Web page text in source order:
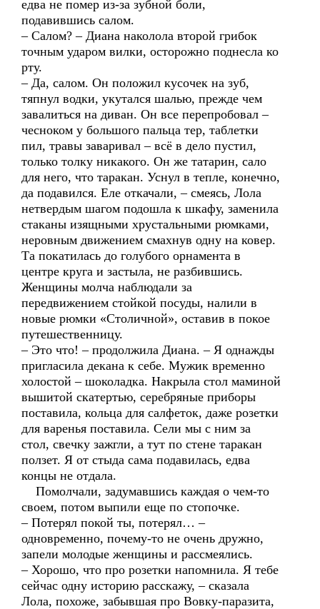
едва не помер из-за зубной боли,
подавившись салом.
– Салом? – Диана наколола второй грибок
точным ударом вилки, осторожно поднесла ко
рту.
– Да, салом. Он положил кусочек на зуб,
тяпнул водки, укутался шалью, прежде чем
завалиться на диван. Он все перепробовал –
чесноком у большого пальца тер, таблетки
пил, травы заваривал – всё в дело пустил,
только толку никакого. Он же татарин, сало
для него, что таракан. Уснул в тепле, конечно,
да подавился. Еле откачали, – смеясь, Лола
нетвердым шагом подошла к шкафу, заменила
стаканы изящными хрустальными рюмками,
неровным движением смахнув одну на ковер.
Та покатилась до голубого орнамента в
центре круга и застыла, не разбившись.
Женщины молча наблюдали за
передвижением стойкой посуды, налили в
новые рюмки «Столичной», оставив в покое
путешественницу.
– Это что! – продолжила Диана. – Я однажды
пригласила декана к себе. Мужик временно
холостой – шоколадка. Накрыла стол маминой
вышитой скатертью, серебряные приборы
поставила, кольца для салфеток, даже розетки
для варенья поставила. Сели мы с ним за
стол, свечку зажгли, а тут по стене таракан
ползет. Я от стыда сама подавилась, едва
концы не отдала.
Помолчали, задумавшись каждая о чем-то
своем, потом выпили еще по стопочке.
– Потерял покой ты, потерял… –
одновременно, почему-то не очень дружно,
запели молодые женщины и рассмеялись.
– Хорошо, что про розетки напомнила. Я тебе
сейчас одну историю расскажу, – сказала
Лола, похоже, забывшая про Вовку-паразита,